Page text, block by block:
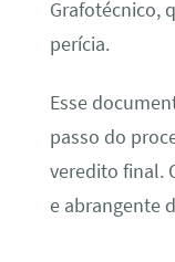
Grafotécnico,
perícia.
Esse
passo do
veredito final.
e abrangente